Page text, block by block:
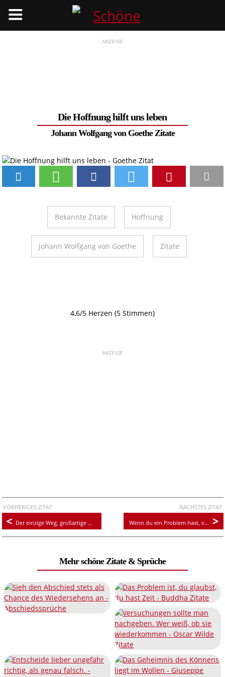
ANZEIGE
Die Hoffnung hilft uns leben
Johann Wolfgang von Goethe Zitate
Bekannte Zitate Hoffnung
Johann Wolfgang von Goethe Zitate
4,6/5 Herzen (5 Stimmen)
ANZEIGE
VORHERIGES ZITAT
Der einzige Weg, großartige Arbeit zu leisten, ist zu lieben, was man tut.
NÄCHSTES ZITAT
Wenn du ein Problem hast, versuche es zu lösen. Kannst du es nicht lösen, dann mache kein Problem daraus
Mehr schöne Zitate & Sprüche